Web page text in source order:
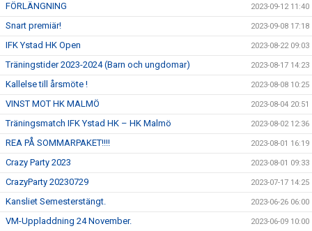
FÖRLÄNGNING 2023-09-12 11:40
Snart premiär! 2023-09-08 17:18
IFK Ystad HK Open 2023-08-22 09:03
Träningstider 2023-2024 (Barn och ungdomar) 2023-08-17 14:23
Kallelse till årsmöte ! 2023-08-08 10:25
VINST MOT HK MALMÖ 2023-08-04 20:51
Träningsmatch IFK Ystad HK – HK Malmö 2023-08-02 12:36
REA PÅ SOMMARPAKET!!!! 2023-08-01 16:19
Crazy Party 2023 2023-08-01 09:33
CrazyParty 20230729 2023-07-17 14:25
Kansliet Semesterstängt. 2023-06-26 06:00
VM-Uppladdning 24 November. 2023-06-09 10:00